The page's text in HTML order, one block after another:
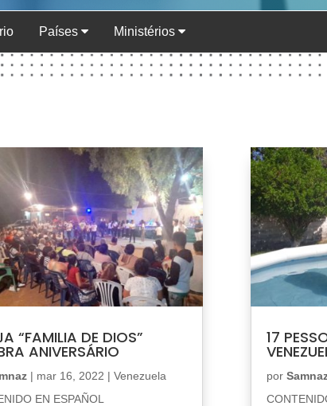
Países Ministérios
“FAMILIA DE DIOS”
ANIVERSÁRIO
| mar 16, 2022 |Venezuela
EN ESPAÑOL
17
por